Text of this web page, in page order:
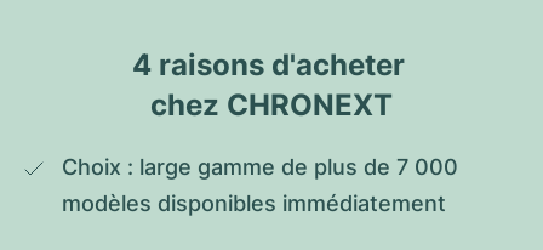
4 raisons d'acheter
chez CHRONEXT
Choix : large gamme de plus de 7 000
modèles disponibles immédiatement